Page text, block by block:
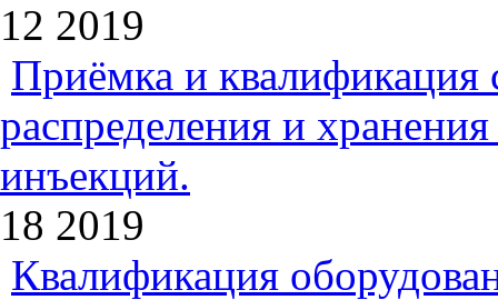
12 2019
Приёмка и квалификация
распределения и
инъекций.
18 2019
Квалификация